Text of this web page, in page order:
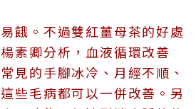
餓。不過雙紅薑母茶的好處
素卿分析，血液循環改善
見的手腳冰冷、月經不順、
些毛病都可以一併改善。另